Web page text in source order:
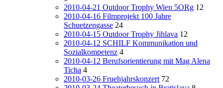
2010-04-21 Outdoor Trophy Wien 5ORg 12
2010-04-16 Filmprojekt 100 Jahre
Schuetzengasse 24
2010-04-15 Outdoor Trophy Jihlava 12
2010-04-12 SCHILF Kommunikation und
Sozialkompetenz 4
2010-04-12 Berufsorientierung mit Mag Alena
Ticha 4
2010-03-26 Fruehjahrskonzert 72